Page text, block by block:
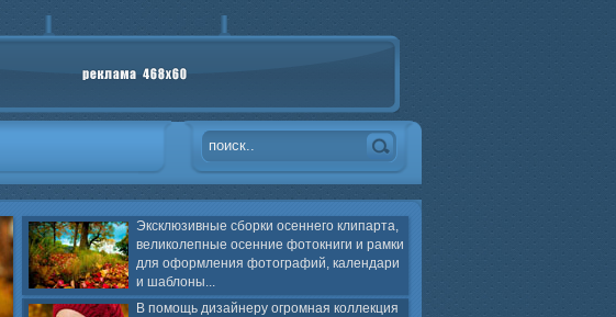
Эксклюзивные сборки осеннего клипарта,
великолепные осенние фотокниги и рамки
для оформления фотографий, календари
и шаблоны...
В помощь дизайнеру огромная коллекция